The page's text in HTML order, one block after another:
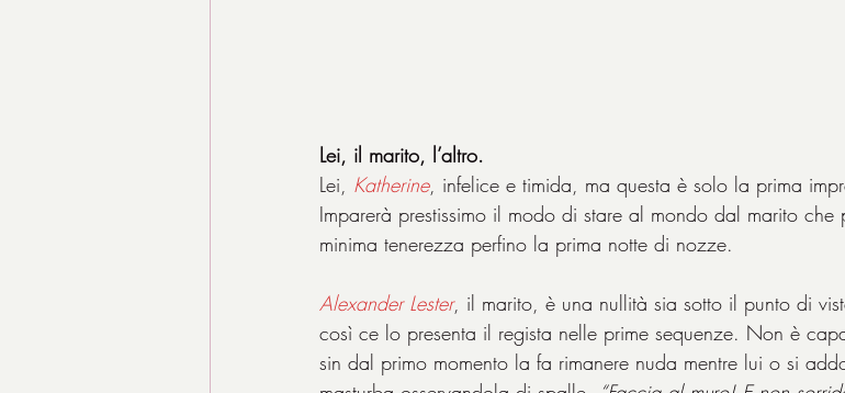
Lei, il marito, l’altro.
Lei, Katherine, infelice e timida, ma questa è solo la prima
Imparerà prestissimo il modo di stare al mondo dal marito
minima tenerezza perfino la prima notte di nozze.
Alexander Lester, il marito, è una nullità sia sotto il punto di
così ce lo presenta il regista nelle prime sequenze. Non è
sin dal primo momento la fa rimanere nuda mentre lui o si